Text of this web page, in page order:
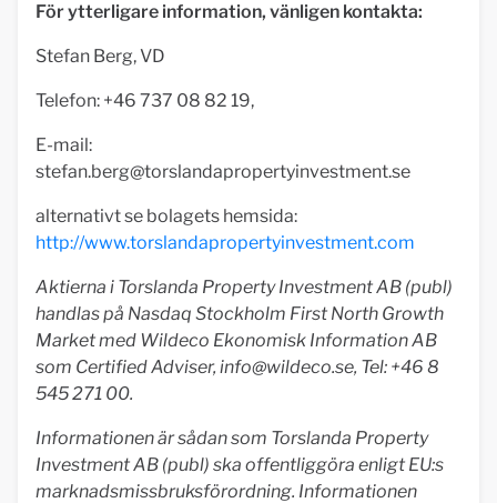
För ytterligare information, vänligen kontakta:
Stefan Berg, VD
Telefon: +46 737 08 82 19,
E-mail:
stefan.berg@torslandapropertyinvestment.se
alternativt se bolagets hemsida:
http://www.torslandapropertyinvestment.com
Aktierna i Torslanda Property Investment AB (publ)
handlas på Nasdaq Stockholm First North Growth
Market med Wildeco Ekonomisk Information AB
som Certified Adviser, info@wildeco.se, Tel: +46 8
545 271 00.
Informationen är sådan som Torslanda Property
Investment AB (publ) ska offentliggöra enligt EU:s
marknadsmissbruksförordning. Informationen